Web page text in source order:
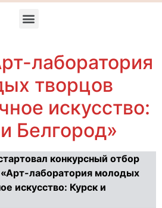
лаборатория
творцов
искусство:
Белгород»
конкурсный отбор
«Арт-лаборатория молодых
искусство: Курск и